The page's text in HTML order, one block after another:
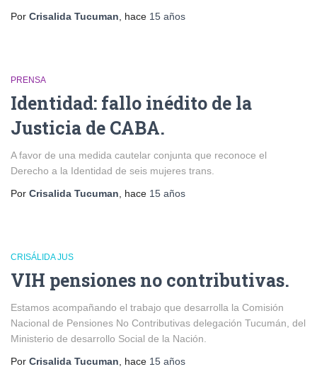
Por Crisalida Tucuman , hace 15 años
PRENSA
Identidad: fallo inédito de la
Justicia de CABA.
A favor de una medida cautelar conjunta que reconoce el
Derecho a la Identidad de seis mujeres trans.
Por Crisalida Tucuman , hace 15 años
CRISÁLIDA JUS
VIH pensiones no contributivas.
Estamos acompañando el trabajo que desarrolla la Comisión
Nacional de Pensiones No Contributivas delegación Tucumán, del
Ministerio de desarrollo Social de la Nación.
Por Crisalida Tucuman , hace 15 años